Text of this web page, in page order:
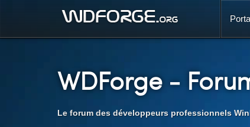
WDForge-
Le forum des développeurs professionnels